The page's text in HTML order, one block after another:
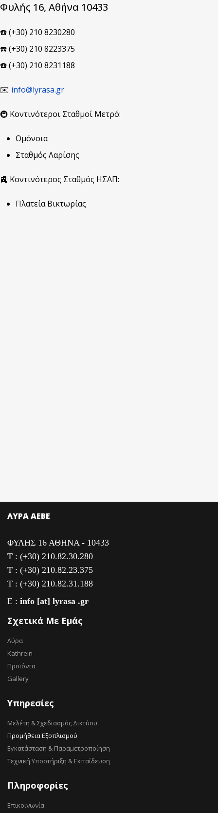
Φυλής 16, Αθήνα 10433
☎️ (+30) 210 8230280
☎️ (+30) 210 8223375
☎️ (+30) 210 8231188
✉️ info@lyrasa.gr
🚇 Κοντινότεροι Σταθμοί Μετρό:
Ομόνοια
Σταθμός Λαρίσης
🚉 Κοντινότερος Σταθμός ΗΣΑΠ:
Πλατεία Βικτωρίας
ΛΥΡΑ ΑΕΒΕ
ΦΥΛΗΣ 16 ΑΘΗΝΑ - 10433
T : (+30) 210.82.30.280
T : (+30) 210.82.23.375
T : (+30) 210.82.31.188
E : info [at] lyrasa .gr
Σχετικά Με Εμάς
Λύρα
Kathrein
Προϊόντα
Gallery
Υπηρεσίες
Μελέτη & Σχεδιασμός Δικτύου
Προμήθεια Εξοπλισμού
Εγκατάσταση & Παραμετροποίηση
Τεχνική Υποστήριξη & Εκπαίδευση
Πληροφορίες
Επικοινωνία